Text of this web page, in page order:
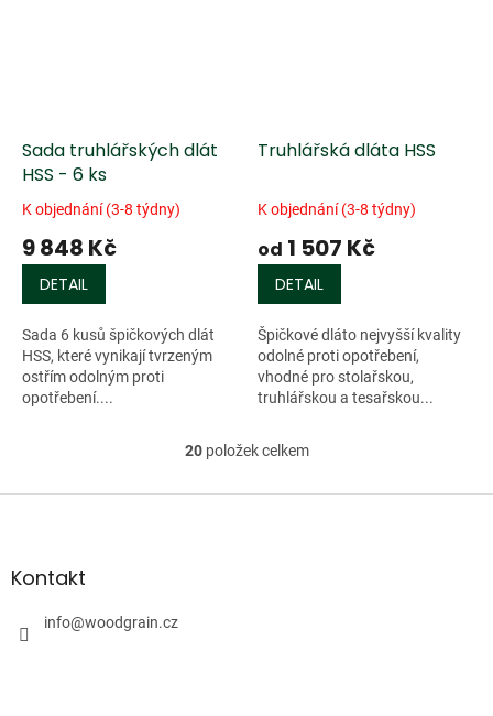
Sada truhlářských dlát
HSS - 6 ks
K objednání (3-8 týdny)
9 848 Kč
DETAIL
Sada 6 kusů špičkových dlát
HSS, které vynikají tvrzeným
ostřím odolným proti
opotřebení....
Truhlářská dláta HSS
K objednání (3-8 týdny)
od 1 507 Kč
DETAIL
Špičkové dláto nejvyšší kvality
odolné proti opotřebení,
vhodné pro stolařskou,
truhlářskou a tesařskou...
O
l
20položek celkem
Z
aKontakt
info@woodgrain.cz